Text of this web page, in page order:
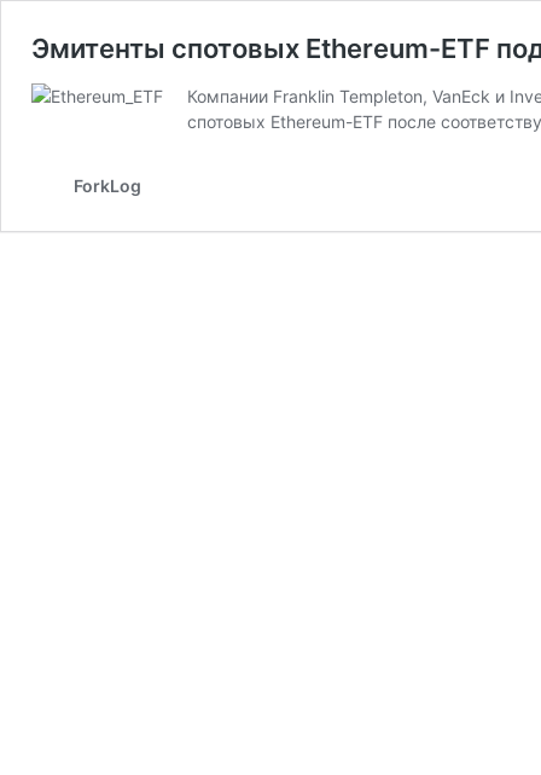
Эмитенты спотовых Ethereum-ETF
Компании Franklin Templeton, VanEck и
спотовых Ethereum-ETF после
ForkLog